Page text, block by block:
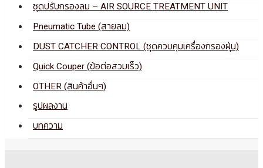
ชุดปรับกรองลม – AIR SOURCE TREATMENT UNIT
Pneumatic Tube (สายลม)
DUST CATCHER CONTROL (ชุดควบคุมเครื่องกรองฝุ่น)
Quick Couper (ข้อต่อสวมเร็ว)
OTHER (สินค้าอื่นๆ)
รูปผลงาน
บทความ